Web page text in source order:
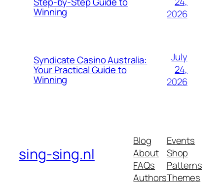
Winning
2026
Syndicate Casino Australia:
Your Practical Guide to
Winning
July
24,
2026
sing-sing.nl
Blog
About
FAQs
Authors
Events
Shop
Patterns
Themes